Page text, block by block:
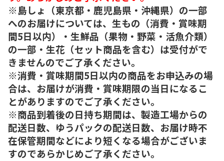
※島しょ（東京都・鹿児島県・沖縄県）の一部
へのお届けについては、生もの（消費・賞味期
間5日以内）・生鮮品（果物・野菜・活魚介類）
の一部・生花（セット商品を含む）は受付がで
きませんのでご了承ください。
※消費・賞味期間5日以内の商品をお申込みの場
合は、お届けが消費・賞味期限の当日になるこ
とがありますのでご了承ください。
※商品到着後の日持ち期間は、製造工場からの
配送日数、ゆうパックの配送日数、お届け時不
在保管期間などにより短くなる場合がございま
すのであらかじめご了承ください。